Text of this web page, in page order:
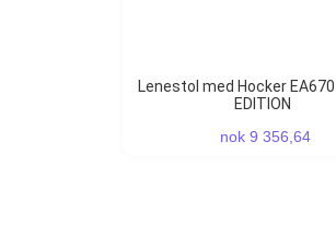
Lenestol med Hocker EA670 SPECIAL
EDITION
nok 9 356,64